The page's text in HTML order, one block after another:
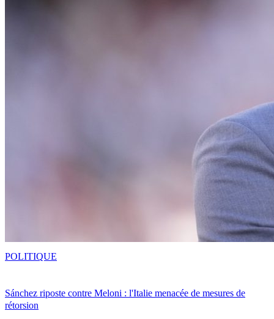
Sánchez riposte contre Meloni : l'Italie menacée de mesures de
rétorsion
POLITIQUE